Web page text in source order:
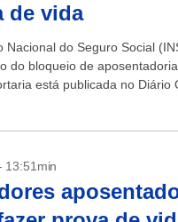
de vida
Nacional do Seguro Social
do bloqueio de
está publicada no Diário
13:51min